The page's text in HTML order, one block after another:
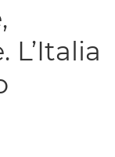
L’Italia